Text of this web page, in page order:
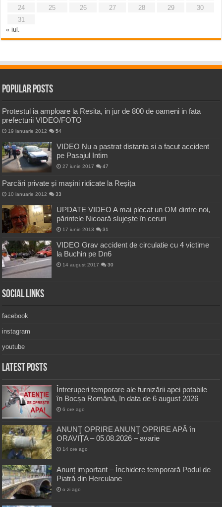
24
25 26 27 28 29
30
31
« iul.
Popular Posts
Protestul ia amploare la Resita, in jur de 800 de oameni in fata
prefecturii VIDEO/FOTO
19 ianuarie 2012 54
VIDEO Nu a pastrat distanta si a facut accident
pe Pasajul Intim
27 iunie 2017 47
Parcări private și mașini ridicate la Reșița
10 ianuarie 2012 33
UPDATE VIDEO A mai plecat un OM dintre noi,
părintele Nicoară slujește în ceruri
17 iunie 2013 31
VIDEO Grav accident de circulatie cu 4 victime
la Buchin pe Dn6
14 august 2017 30
Social Links
facebook
instagram
youtube
Latest Posts
Întreruperi temporare ale furnizării apei potabile
în Bocșa Română, în data de 6 august 2026
6 ore ago
ANUNŢ OPRIRE ANUNŢ OPRIRE APĂ în
ORAVIȚA – 05.08.2026 – avarie
14 ore ago
Anunț important – Închidere temporară Podul de
Piatră din Herculane
o zi ago